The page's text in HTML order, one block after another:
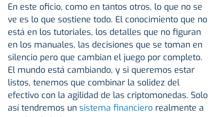
En este oficio, como en tantos otros, lo que no se
ve es lo que sostiene todo. El conocimiento que no
está en los tutoriales, los detalles que no figuran
en los manuales, las decisiones que se toman en
silencio pero que cambian el juego por completo.
El mundo está cambiando, y si queremos estar
listos, tenemos que combinar la solidez del
efectivo con la agilidad de las criptomonedas. Solo
así tendremos un sistema financiero realmente a